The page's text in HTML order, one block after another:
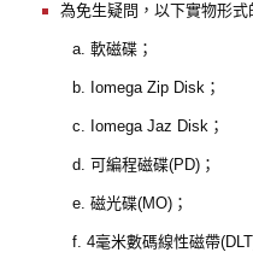
為免生疑問，以下實物形式
a. 軟磁碟；
b. Iomega Zip Disk；
c. Iomega Jaz Disk；
d. 可編程磁碟(PD)；
e. 磁光碟(MO)；
f. 4毫米數碼線性磁帶